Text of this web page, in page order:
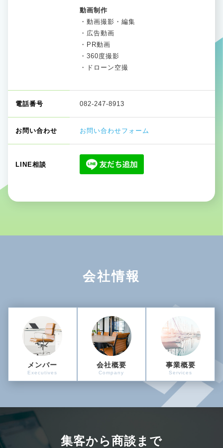
動画制作
・動画撮影・編集
・広告動画
・PR動画
・360度撮影
・ドローン空撮
電話番号 082-247-8913
お問い合わせ お問い合わせフォーム
LINE相談
会社情報
メンバー
Executives
会社概要
Company
事業概要
Services
集客から商談まで